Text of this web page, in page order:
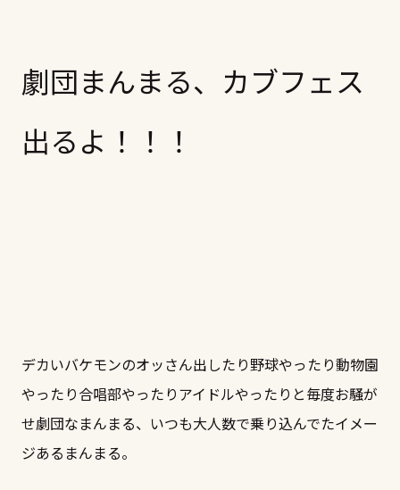
劇団まんまる、カブフェス
出るよ！！！
デカいバケモンのオッさん出したり野球やったり動物園
やったり合唱部やったりアイドルやったりと毎度お騒が
せ劇団なまんまる、いつも大人数で乗り込んでたイメー
ジあるまんまる。